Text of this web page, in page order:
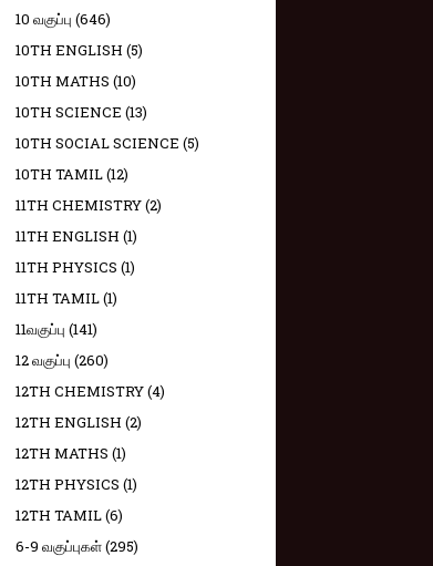
10 வகுப்பு (646)
10TH ENGLISH (5)
10TH MATHS (10)
10TH SCIENCE (13)
10TH SOCIAL SCIENCE (5)
10TH TAMIL(12)
11TH CHEMISTRY(2)
11TH ENGLISH (1)
11TH PHYSICS (1)
11TH TAMIL(1)
11வகுப்பு (141)
12 வகுப்பு (260)
12TH CHEMISTRY(4)
12TH ENGLISH (2)
12TH MATHS (1)
12TH PHYSICS (1)
12TH TAMIL(6)
6-9 வகுப்புகள்(295)